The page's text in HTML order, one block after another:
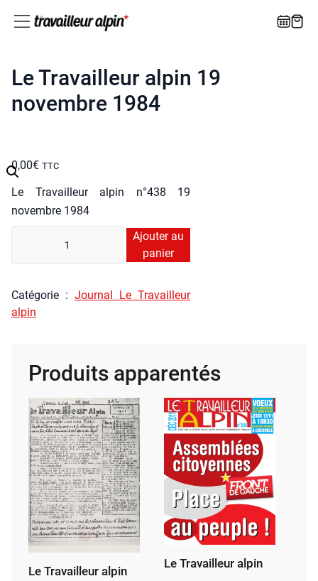
Le Travailleur alpin 19
novembre 1984
0,00€ TTC
Le Tra­vailleur alpin n°438 19
novembre 1984
té
Le
Tra­
1984
Ajouter au
panier
Caté­go­rie : Jour­nal Le Tra­vailleur
alpin
Produits apparentés
Le Travailleur alpin
Le Travailleur alpin